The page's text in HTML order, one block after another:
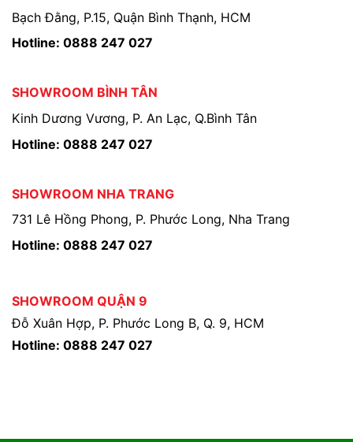
Bạch Đằng, P.15, Quận Bình Thạnh, HCM
Hotline: 0888 247 027
SHOWROOM BÌNH TÂN
Kinh Dương Vương, P. An Lạc, Q.Bình Tân
Hotline: 0888 247 027
SHOWROOM NHA TRANG
731 Lê Hồng Phong, P. Phước Long, Nha Trang
Hotline: 0888 247 027
SHOWROOM QUẬN 9
Đỗ Xuân Hợp, P. Phước Long B, Q. 9, HCM
Hotline: 0888 247 027